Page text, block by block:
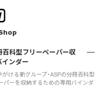
百科型フリーペーパー収
インダー
がける新グループ・ASPの分冊百科型
パーを収納するための専用バインダ